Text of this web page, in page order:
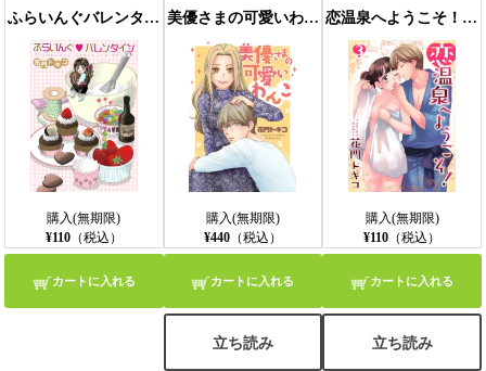
ふらいんぐバレンタイン
購入(無期限)
¥110（税込）
カートに入れる
美優さまの可愛いわんこ
購入(無期限)
¥440（税込）
カートに入れる
立ち読み
恋温泉へようこそ！【分冊版】 3
購入(無期限)
¥110 （税込）
カートに入れる
立ち読み